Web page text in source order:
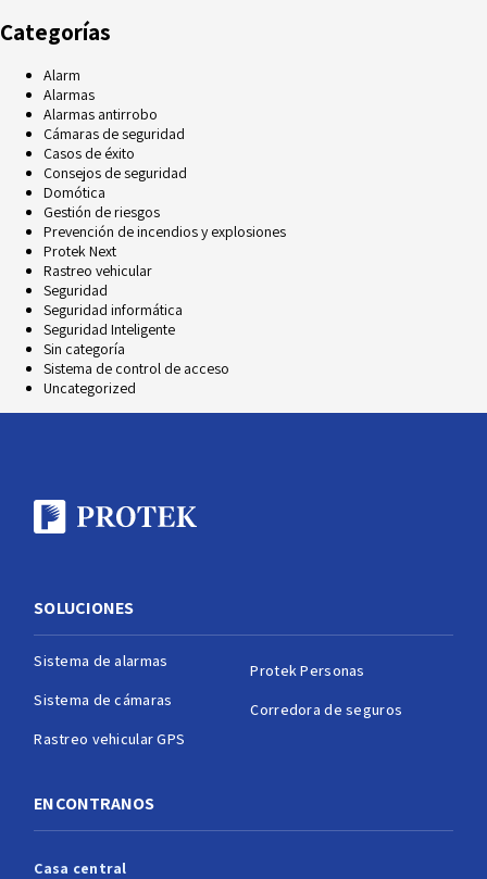
Categorías
Alarm
Alarmas
Alarmas antirrobo
Cámaras de seguridad
Casos de éxito
Consejos de seguridad
Domótica
Gestión de riesgos
Prevención de incendios y explosiones
Protek Next
Rastreo vehicular
Seguridad
Seguridad informática
Seguridad Inteligente
Sin categoría
Sistema de control de acceso
Uncategorized
SOLUCIONES
Sistema de alarmas
Sistema de cámaras
Rastreo vehicular GPS
Protek Personas
Corredora de seguros
ENCONTRANOS
Casa central